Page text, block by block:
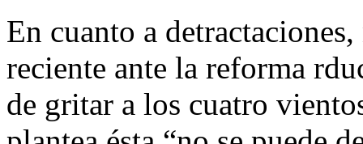
En cuanto a
reciente ante la reforma
de gritar a los cuatro